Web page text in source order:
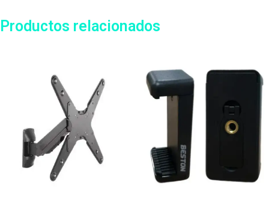
Productos relacionados